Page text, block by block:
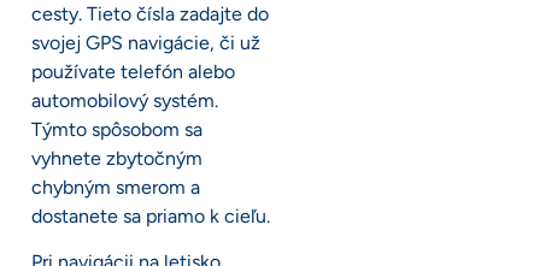
cesty. Tieto čísla zadajte do
svojej GPS navigácie, či už
používate telefón alebo
automobilový systém.
Týmto spôsobom sa
vyhnete zbytočným
chybným smerom a
dostanete sa priamo k cieľu.